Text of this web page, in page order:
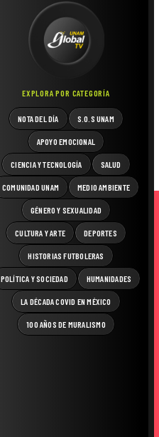
EXPLORA POR CATEGORÍA
NOTA DEL DÍA S.O.S UNAM
APOYO EMOCIONAL
CIENCIA Y TECNOLOGÍA SALUD
COMUNIDAD UNAM MEDIO AMBIENTE
GÉNERO Y SEXUALIDAD
CULTURA Y ARTE DEPORTES
HISTORIAS FUTBOLERAS
POLÍTICA Y SOCIEDAD HUMANIDADES
LA DÉCADA COVID EN MÉXICO
100 AÑOS DE MURALISMO